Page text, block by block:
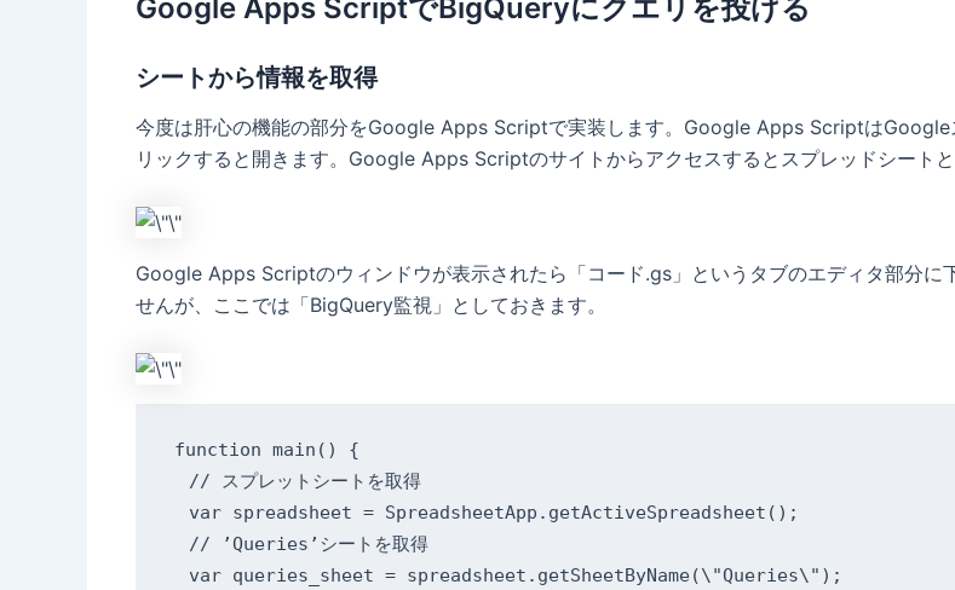
Google Apps ScriptでBigQueryにクエリを投げる
シートから情報を取得
今度は肝心の機能の部分をGoogle Apps Scriptで実装します。Google Apps Scriptは
リックすると開きます。Google Apps Scriptのサイトからアクセスするとスプレッドシート
Google Apps Scriptのウィンドウが表示されたら「コード.gs」というタブのエディタ部分に
せんが、ここでは「BigQuery監視」としておきます。
function main() {
  // スプレットシートを取得
  var spreadsheet = SpreadsheetApp.getActiveSpreadsheet();
  // ’Queries’シートを取得
  var queries_sheet = spreadsheet.getSheetByName(\"Queries\");